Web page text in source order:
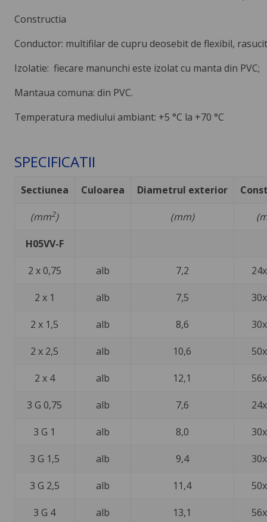
Constructia
Conductor: multifilar de cupru deosebit de flexibil,
Izolatie: fiecare manunchi este izolat cu manta din PVC;
Mantaua comuna: din PVC.
Temperatura mediului ambiant: +5 °C la +70 °C
SPECIFICATII
Sectiunea Culoarea Diametrul exterior
(mm2) (mm)
H05VV-F
2 x 0,75 alb 7,2
2 x 1 alb 7,5
2 x 1,5 alb 8,6
2 x 2,5 alb 10,6
2 x 4 alb 12,1
3 G 0,75 alb 7,6
3 G 1 alb 8,0
3 G 1,5 alb 9,4
3 G 2,5 alb 11,4
3 G 4 alb 13,1